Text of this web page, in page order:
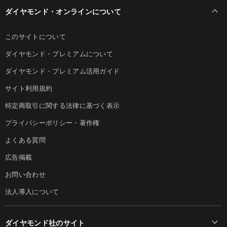
ダイヤモンド・オンラインについて
このサイトについて
ダイヤモンド・プレミアムについて
ダイヤモンド・プレミアム活用ガイド
サイト利用規約
特定商取引に関する法律に基づく表示
プライバシーポリシー・著作権
よくある質問
広告掲載
お問い合わせ
法人導入について
ダイヤモンド社のサイト